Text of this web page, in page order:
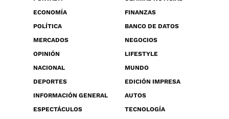
ECONOMÍA
FINANZAS
POLÍTICA
BANCO DE DATOS
MERCADOS
NEGOCIOS
OPINIÓN
LIFESTYLE
NACIONAL
MUNDO
DEPORTES
EDICIÓN IMPRESA
INFORMACIÓN GENERAL
AUTOS
ESPECTÁCULOS
TECNOLOGÍA